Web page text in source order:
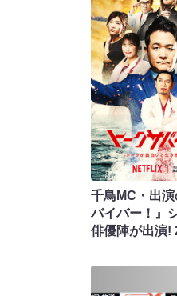
千鳥MC・出
バイバー！』
俳優陣が出演!